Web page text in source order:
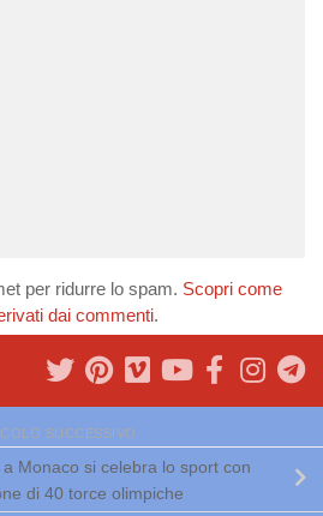
per ridurre lo spam. Scopri come
dai commenti.
SUCCESSIVO
Monaco si celebra lo sport con
di 40 torce olimpiche